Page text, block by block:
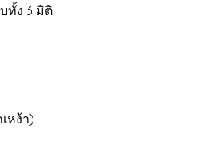
ทั้ง 3 มิติ
หง้า)